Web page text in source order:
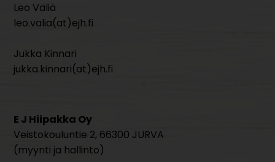
Leo Väliä
leo.valia(at)ejh.fi
Jukka Kinnari
jukka.kinnari(at)ejh.fi
E J Hiipakka Oy
Veistokouluntie 2, 66300 JURVA
(myynti ja hallinto)